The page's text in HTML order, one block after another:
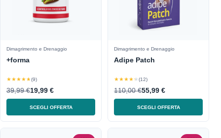
Dimagrimento e Drenaggio
+forma
★★★★★(9)
39,99 €19,99 €
SCEGLI OFFERTA
Dimagrimento e Drenaggio
Adipe Patch
★★★★★(12)
110,00 €55,99 €
SCEGLI OFFERTA